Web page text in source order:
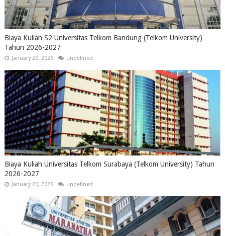
Biaya Kuliah S2 Universitas Telkom Bandung (Telkom University)
Tahun 2026-2027
January 20, 2026 undefined
Biaya Kuliah Universitas Telkom Surabaya (Telkom University) Tahun
2026-2027
January 20, 2026 undefined